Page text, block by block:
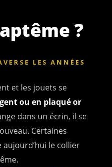
?
LES ANNÉES
et les jouets se
ou en plaqué or
dans un écrin, il se
Certaines
le collier